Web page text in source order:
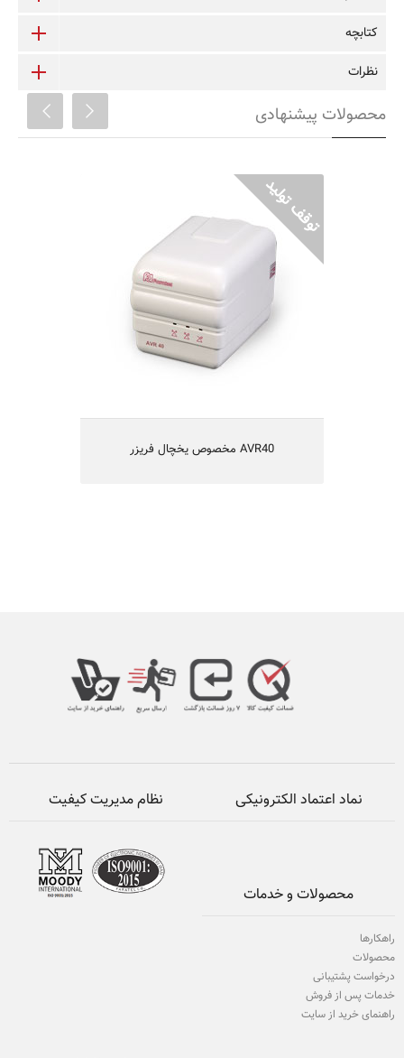
کتابچه
نظرات
محصولات پیشنهادی
AVR40 مخصوص یخچال فریزر
ترانس و محافظ یخچال فریزرهای تا 40 فوت
طراحی شده برای استفاده رومیزی
تقویت و تثبیت ولتاژبرق شهر(اتو ترانس)
مجهز به مدار تاخیر جهت حفاظت دستگاه‌ها
محافظ مصرف کننده دربرابر رعد و برق
حفاظت در مقابل افزایش دمای داخلی
یکسال گارانتی و 5 سال تامین قطعات
نظام مدیریت کیفیت نماد اعتماد الکترونیکی
محصولات و خدمات
راهکارها
محصولات
درخواست پشتیبانی
خدمات پس از فروش
راهنمای خرید از سایت